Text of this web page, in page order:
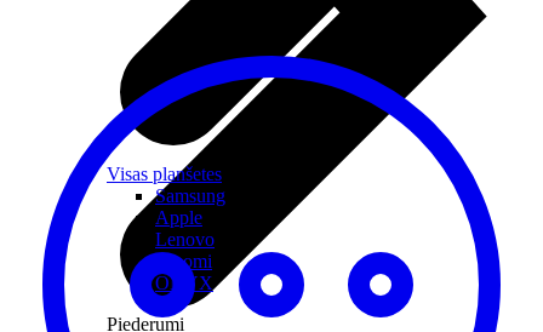
Visas planšetes
Samsung
Apple
Lenovo
Xiaomi
ONYX
Piederumi